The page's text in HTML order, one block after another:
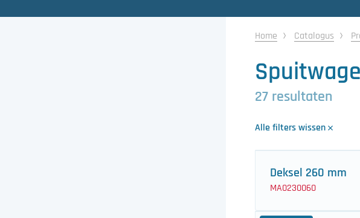
Gewasbescherming
Home Catalogus
27 resultaten
Alle filters wissen
Deksel 260 mm
MA0230060